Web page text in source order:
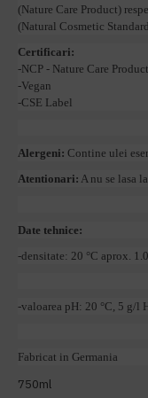
(Nature Care Product)
(Natural Cosmetic
Certificari:
-NCP - Nature Care Product
-Vegan
-CSE Label
Alergeni: Contine ulei
Atentionari: A nu se lasa
Date tehnice:
-densitate: 20 °C aprox.
-valoarea pH: 20 °C, 5 g/l
Fabricat in Germania
750ml